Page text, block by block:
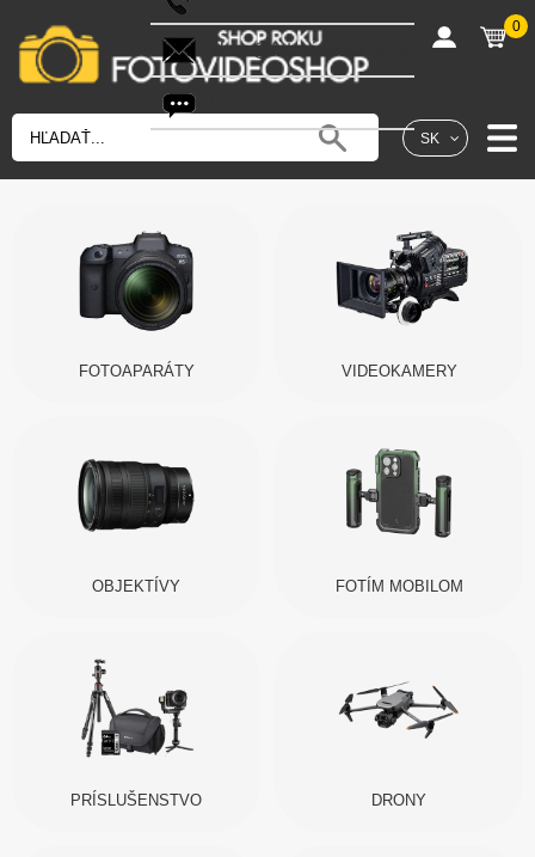
SK
shop@fotovideoshop.sk
0
FOTOAPARÁTY VIDEOKAMERY
OBJEKTÍVY FOTÍM MOBILOM
PRÍSLUŠENSTVO DRONY